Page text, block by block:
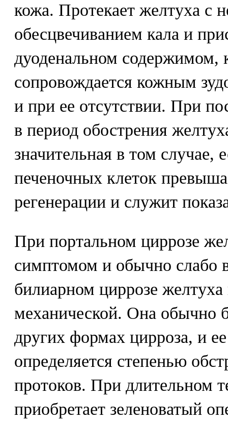
кожа. Протекает желтуха с
обесцвечиванием кала и
дуоденальном содержимом,
сопровождается кожным
и при ее отсутствии. При
в период обострения
значительная в том случае,
печеночных клеток
регенерации и служит
При портальном циррозе
симптомом и обычно слабо
билиарном циррозе
механической. Она обычно
других формах цирроза, и
определяется степенью
протоков. При длительном
приобретает зеленоватый